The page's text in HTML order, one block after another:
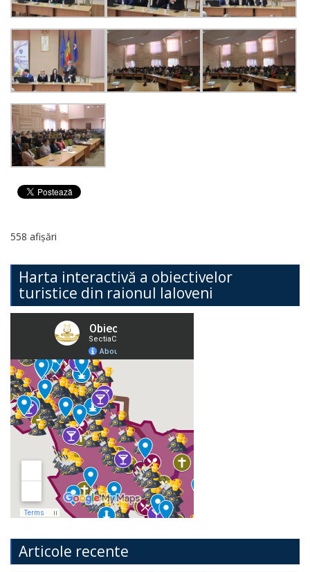
558 afișări
Harta interactivă a obiectivelor
turistice din raionul Ialoveni
Articole recente